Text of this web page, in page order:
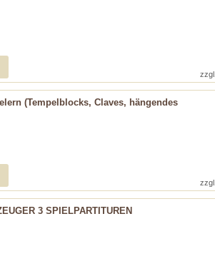
zzgl.
(Tempelblocks, Claves, hängendes
zzgl.
3 SPIELPARTITUREN